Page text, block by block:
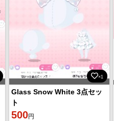
×1
Glass Snow White 3点セッ
ト
500円